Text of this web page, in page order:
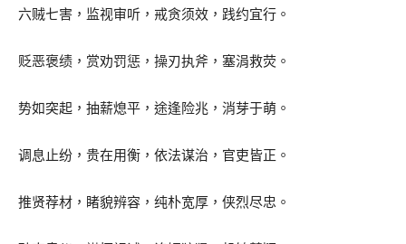
六贼七害，监视审听，戒贪须效，践约宜行。
贬恶褒绩，赏劝罚惩，操刃执斧，塞涓救荧。
势如突起，抽薪熄平，途逢险兆，消芽于萌。
调息止纷，贵在用衡，依法谋治，官吏皆正。
推贤荐材，睹貌辨容，纯朴宽厚，侠烈尽忠。